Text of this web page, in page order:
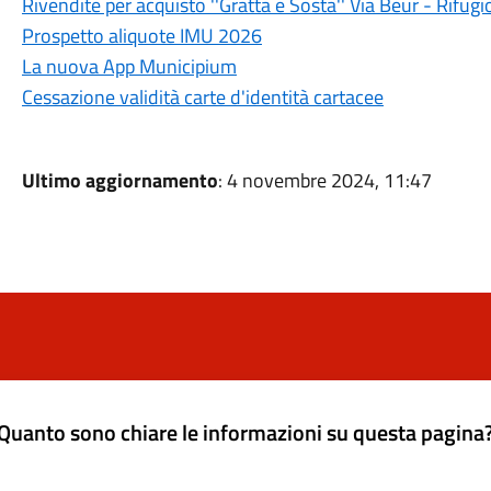
Prospetto aliquote IMU 2026
La nuova App Municipium
Cessazione validità carte d'identità cartacee
Ultimo aggiornamento: 4 novembre 2024, 11:47
sono chiare le informazioni su questa